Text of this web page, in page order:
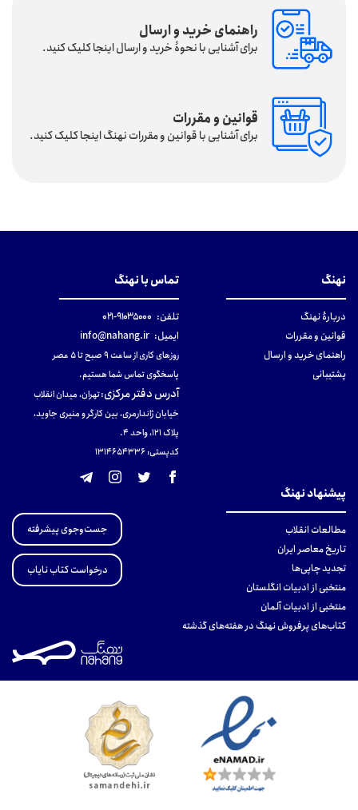
راهنمای خرید و ارسال
برای آشنایی با نحوۀ خرید و ارسال اینجا کلیک کنید.
قوانین و مقررات
برای آشنایی با قوانین و مقررات نهنگ اینجا کلیک کنید.
نهنگ
دربارهٔ نهنگ
قوانین و مقررات
راهنمای خرید و ارسال
پشتیبانی
تماس با نهنگ
تلفن: ۹۱۰۳۵۰۰۰-۰۲۱
ایمیل: info@nahang.ir
روزهای کاری از ساعت ۹ صبح تا ۵ عصر
پاسخگوی تماس شما هستیم.
آدرس دفتر مرکزی:تهران، میدان انقلاب
خیابان ژاندارمری، بین کارگر و منیری جاوید،
پلاک 121، واحد ۴.
کدپستی: 131465433۶
پیشنهاد نهنگ
مطالعات انقلاب
تاریخ معاصر ایران
تجدید چاپی‌ها
منتخبی از ادبیات انگلستان
منتخبی از ادبیات آلمان
کتاب‌های پرفروش نهنگ در هفته‌های گذشته
جست‌وجوی پیشرفته
درخواست کتاب نایاب